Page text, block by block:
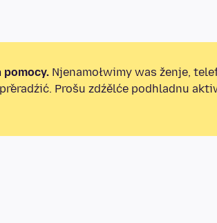
pomocy. Njenamołwimy was ženje,
Prošu zdźělće podhladnu